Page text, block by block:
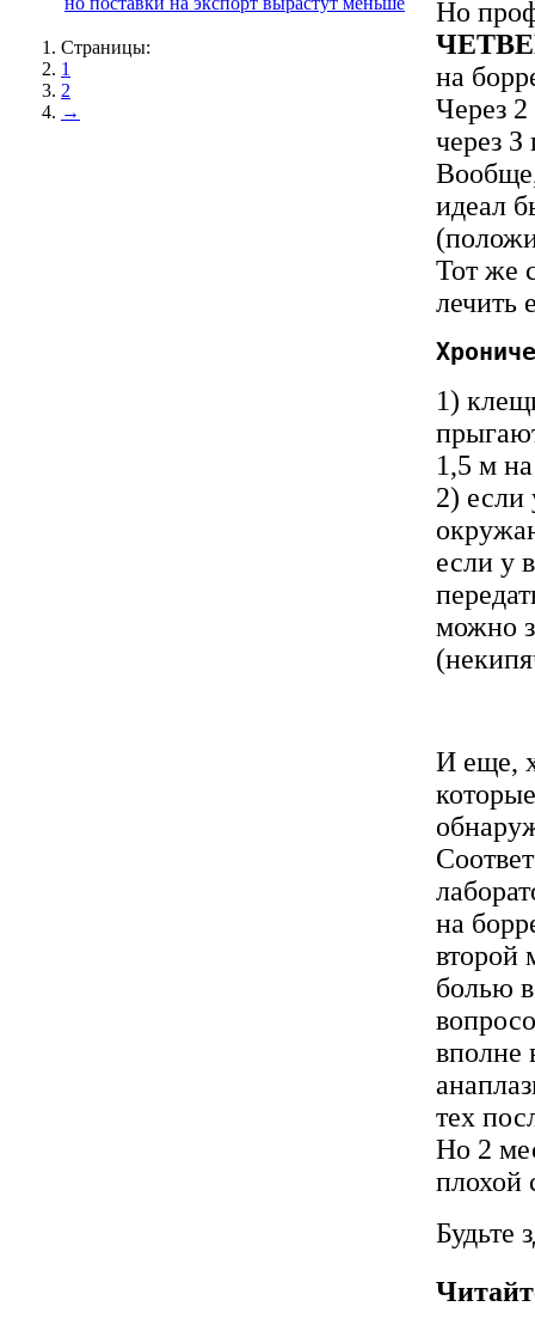
Страницы:
1
2
→
Но
на
Через
через
Вообще,
идеал
Тот же
лечить
1)
1,5 м
2) если
если у
можно
И еще,
на
второй
болью
вполне
тех
Но 2
плохой
Будьте